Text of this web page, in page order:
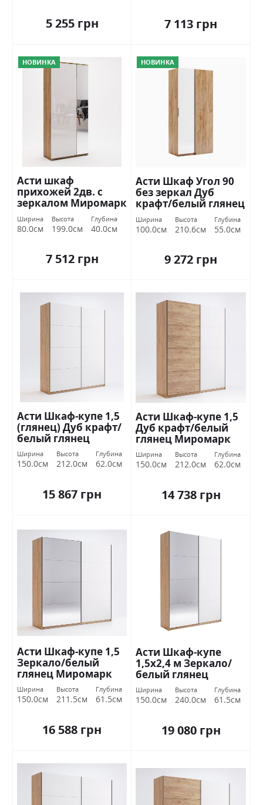
5 255 грн 7 113 грн
НОВИНКА
Асти шкаф
прихожей 2дв. с
зеркалом Миромарк
Ширина
80.0см
Высота
199.0см
Глубина
40.0см
7 512 грн
НОВИНКА
Асти Шкаф Угол 90
без зеркал Дуб
крафт/белый глянец
Миромарк
Ширина
100.0см
Высота
210.6см
Глубина
55.0см
9 272 грн
Асти Шкаф-купе 1,5
(глянец) Дуб крафт/
белый глянец
Миромарк
Ширина
150.0см
Высота
212.0см
Глубина
62.0см
15 867 грн
Асти Шкаф-купе 1,5
Дуб крафт/белый
глянец Миромарк
Ширина
150.0см
Высота
212.0см
Глубина
62.0см
14 738 грн
Асти Шкаф-купе 1,5
Зеркало/белый
глянец Миромарк
Ширина
150.0см
Высота
211.5см
Глубина
61.5см
16 588 грн
Асти Шкаф-купе
1,5х2,4 м Зеркало/
белый глянец
Миромарк
Ширина
150.0см
Высота
240.0см
Глубина
61.5см
19 080 грн